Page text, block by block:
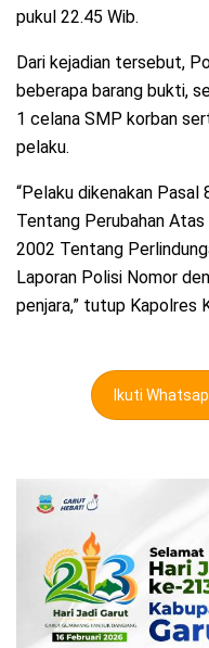
pukul 22.45 Wib.
Dari kejadian tersebut,
beberapa barang bukti,
1 celana SMP korban
pelaku.
“Pelaku dikenakan
Tentang Perubahan
2002 Tentang
Laporan Polisi Nomor
penjara,” tutup Kapolres
Ikuti